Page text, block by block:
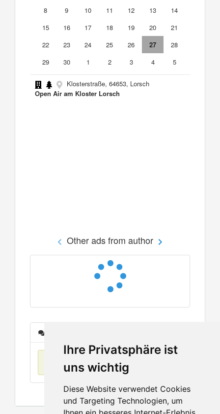
Ihre Privatsphäre ist
uns wichtig
Diese Website verwendet Cookies
und Targeting Technologien, um
8
9 10 11 12 13
14
15
16 17 18 19 20
21
22
23 24 25 26 27
28
29
30 1 2 3 4 5
Klosterstraße, 64653, Lorsch
Open Air am Kloster Lorsch
Other ads from author
No items found